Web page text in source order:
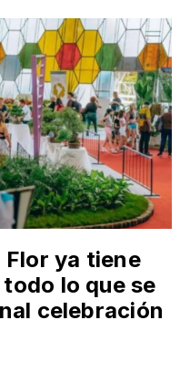
Flor ya tiene
lo que se
celebración